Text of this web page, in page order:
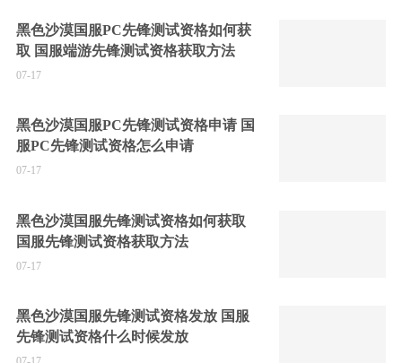
黑色沙漠国服PC先锋测试资格如何获
取 国服端游先锋测试资格获取方法
07-17
黑色沙漠国服PC先锋测试资格申请 国
服PC先锋测试资格怎么申请
07-17
黑色沙漠国服先锋测试资格如何获取
国服先锋测试资格获取方法
07-17
黑色沙漠国服先锋测试资格发放 国服
先锋测试资格什么时候发放